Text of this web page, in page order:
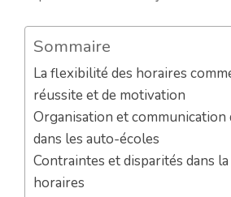
Sommaire
La flexibilité des horaires
réussite et de motivation
Organisation et communication
dans les auto-écoles
Contraintes et disparités dans
horaires